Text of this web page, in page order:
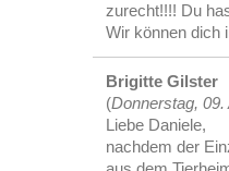
zurecht!!!! Du
Wir können dich
Brigitte Gilster
(Donnerstag, 09.
Liebe Daniele,
nachdem der